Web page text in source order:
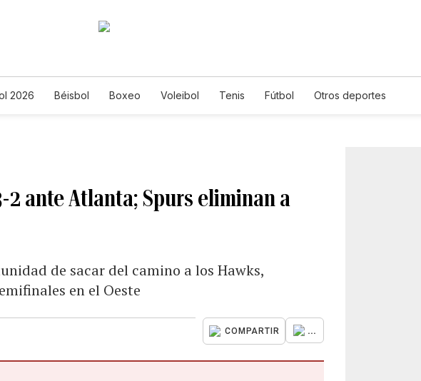
2026 Béisbol Boxeo Voleibol Tenis Fútbol Otros deportes
2 ante Atlanta; Spurs eliminan a
de sacar del camino a los Hawks,
en el Oeste
COMPARTIR ...